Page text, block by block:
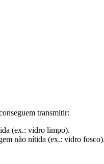
transmitir:
(ex.: vidro limpo).
não nítida (ex.: vidro fosco).